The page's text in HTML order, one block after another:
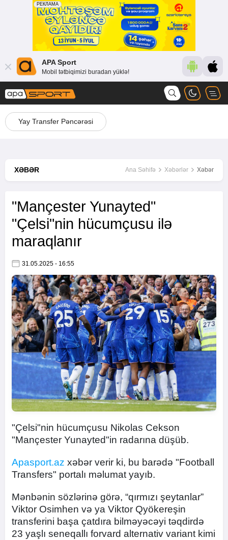
APA Sport
Mobil tətbiqimizi buradan yüklə!
Yay Transfer Pəncərəsi
XƏBƏR Ana Səhifə Xəbərlər Xəbər
"Mançester Yunayted"
"Çelsi"nin hücumçusu ilə
maraqlanır
31.05.2025 - 16:55
"Çelsi"nin hücumçusu Nikolas Cekson
"Mançester Yunayted"in radarına düşüb.
Apasport.az xəbər verir ki, bu barədə "Football
Transfers" portalı məlumat yayıb.
Mənbənin sözlərinə görə, “qırmızı şeytanlar”
Viktor Osimhen və ya Viktor Qyökereşin
transferini başa çatdıra bilməyəcəyi təqdirdə
23 yaşlı seneqallı forvard alternativ variant kimi